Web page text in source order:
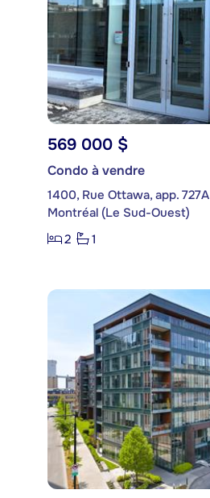
569 000 $
Condo à vendre
1400, Rue Ottawa, app. 727A
Montréal (Le Sud-Ouest)
2
1